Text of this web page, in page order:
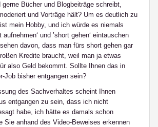
gerne Bücher und Blogbeiträge schreibt,
und Vorträge hält? Um es deutlich zu
mein Hobby, und ich würde es niemals
aufnehmen‘ und ’short gehen‘ eintauschen
davon, dass man fürs short gehen gar
Kredite braucht, weil man ja etwas
also Geld bekommt. Sollte Ihnen das in
Job bisher entgangen sein?
des Sachverhaltes scheint Ihnen
entgangen zu sein, dass ich nicht
habe, ich hätte es damals schon
Sie anhand des Video-Beweises erkennen